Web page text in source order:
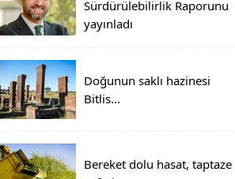
Sürdürülebilirlik Raporunu
yayınladı
Doğunun saklı hazinesi
Bitlis...
Bereket dolu hasat, taptaze